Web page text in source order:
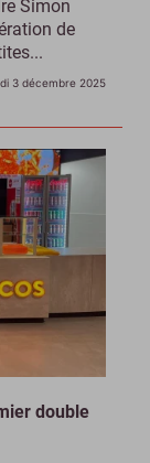
Simon
de
3 décembre 2025
double